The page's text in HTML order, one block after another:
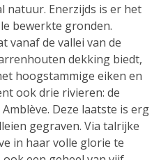
natuur. Enerzijds is er het
bewerkte gronden.
vanaf de vallei van de
dekking biedt,
hoogstammige eiken en
ook drie rivieren: de
Deze laatste is erg
gegraven. Via talrijke
in haar volle glorie te